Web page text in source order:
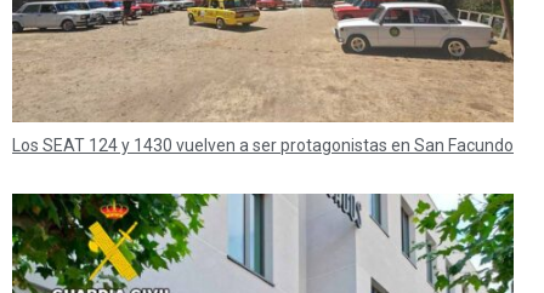
Los SEAT 124 y 1430 vuelven a ser protagonistas en San Facundo